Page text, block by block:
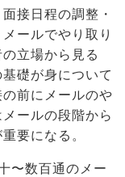
接日程の調整・
ールでやり取り
立場から見る
礎が身について
前にメールのや
ールの段階から
要になる。
〜数百通のメー